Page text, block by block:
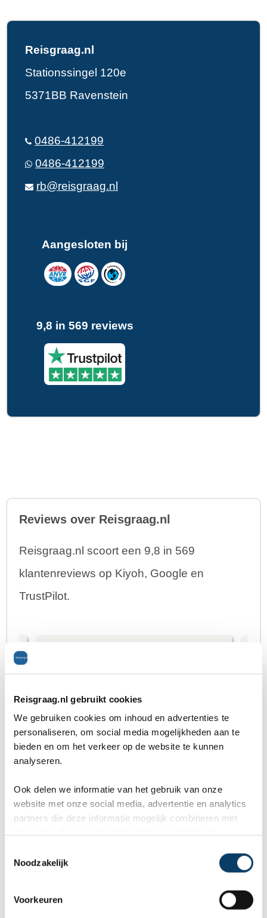
Reisgraag.nl gebruikt cookies
We gebruiken cookies om inhoud en advertenties te
personaliseren, om social media mogelijkheden aan te
bieden en om het verkeer op de website te kunnen
analyseren.
Ook delen we informatie van het gebruik van onze
website met onze social media, advertentie en analytics
partners die deze informatie mogelijk combineren met
Noodzakelijk
Voorkeuren
Reisgraag.nl
Stationssingel 120e
5371BB Ravenstein
0486-412199
0486-412199
rb@reisgraag.nl
Aangesloten bij
9,8 in 569 reviews
Reviews over Reisgraag.nl
Reisgraag.nl scoort een 9,8 in 569
klantenreviews op Kiyoh, Google en
TrustPilot.
Bestemming:
10
Wij, Jolanda en Marcel hebben
genieten op Mauritus. De
aangeboden reis via Reisgraag
mooie dingen van het eiland te
Offerteformulier